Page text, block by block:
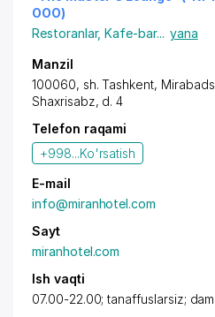
OOO)
Restoranlar,Kafe-bar... yana
Manzil
100060, sh. Tashkent,
Shaxrisabz, d. 4
Telefon raqami
+998...Ko'rsatish
E-mail
info@miranhotel.com
Sayt
miranhotel.com
Ish vaqti
07.00-22.00; tanaffuslarsiz;